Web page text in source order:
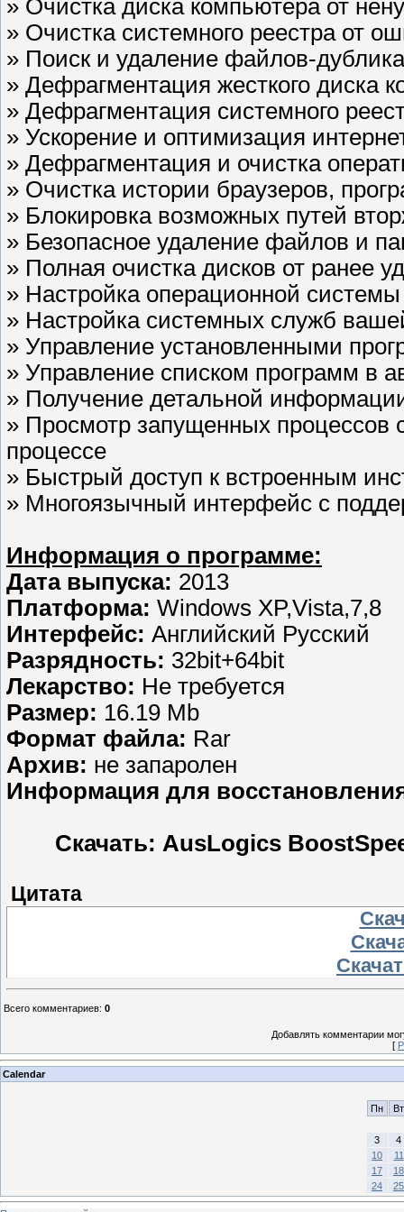
» Очистка диска компьютера от
» Очистка системного реестра от
» Поиск и удаление файлов-
» Дефрагментация жесткого диска
» Дефрагментация системного
» Ускорение и оптимизация
» Дефрагментация и очистка
» Очистка истории браузеров,
» Блокировка возможных путей
» Безопасное удаление файлов и
» Полная очистка дисков от ранее
» Настройка операционной
» Настройка системных служб
» Управление установленными
» Управление списком программ в
» Получение детальной
» Просмотр запущенных
процессе
» Быстрый доступ к встроенным
» Многоязычный интерфейс с
Информация о программе:
Дата выпуска: 2013
Платформа: Windows XP,Vista,7,8
Интерфейс: Английский Русский
Разрядность: 32bit+64bit
Лекарство: Не требуется
Размер: 16.19 Mb
Формат файла: Rar
Aрхив: не запаролен
Информация для
Скачать: AusLogics
Цитата
Всего комментариев: 0
Добавлять комментарии
[
Calendar
Пн Вт
3
4
10
11
17
18
24
25